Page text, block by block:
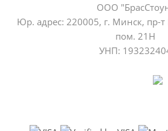
ООО
Юр. адрес: 220005, г. Минск, пр-т
пом. 21Н
УНП: